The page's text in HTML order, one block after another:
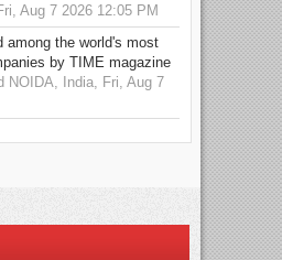
Aug 7 2026 12:05 PM
among the world's most
by TIME magazine
NOIDA, India, Fri, Aug 7